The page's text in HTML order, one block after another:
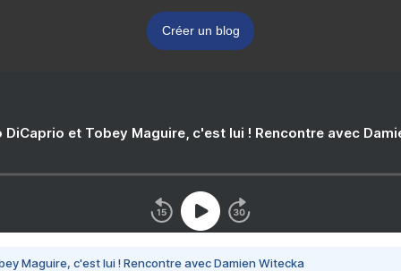
Créer un blog
DiCaprio et Tobey Maguire, c'est lui ! Rencontre avec
Maguire, c'est lui ! Rencontre avec Damien Witecka